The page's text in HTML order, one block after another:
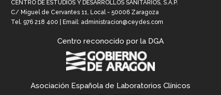
CENTRO DE ESTUDIOS Y DESARROLLOS SANITARIOS, S.A.P.
C/ Miguel de Cervantes 11, Local - 50006 Zaragoza
Tel. 976 218 400 | Email: administracion@ceydes.com
Centro reconocido por la DGA
Asociación Española de Laboratorios Clínicos